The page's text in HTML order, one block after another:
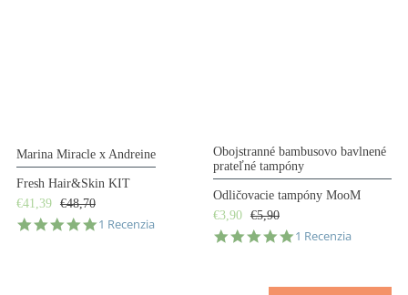
Marina Miracle x Andreine
Fresh Hair&Skin KIT
€41,39
€48,70
5.0
1 Recenzia
Obojstranné bambusovo bavlnené
prateľné tampóny
Odličovacie tampóny MooM
€3,90
€5,90
5.0
1 Recenzia